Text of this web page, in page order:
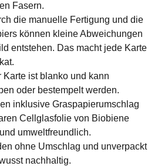
Fasern.
die manuelle Fertigung und die
können kleine Abweichungen
entstehen. Das macht jede Karte
Karte ist blanko und kann
oder bestempelt werden.
inklusive Graspapierumschlag
Cellglasfolie von Biobiene
umweltfreundlich.
ohne Umschlag und unverpackt
nachhaltig.